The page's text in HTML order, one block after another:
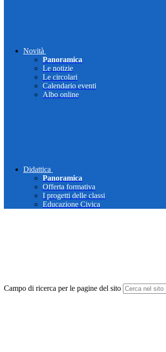
Novità
Panoramica
Le notizie
Le circolari
Calendario eventi
Albo online
Didattica
Panoramica
Offerta formativa
I progetti delle classi
Educazione Civica
Campo di ricerca per le pagine del sito